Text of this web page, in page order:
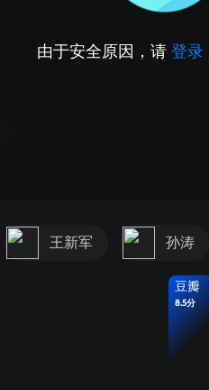
由于安全原因，请 登录
王新军 孙涛
豆瓣
8.5分